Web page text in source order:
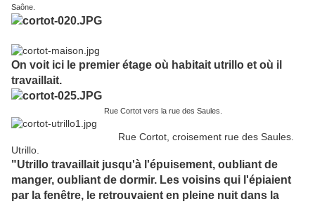
Saône.
On voit ici le premier étage où habitait utrillo et où il
travaillait.
Rue Cortot vers la rue des Saules.
Rue Cortot, croisement rue des Saules.
Utrillo.
"Utrillo travaillait jusqu'à l'épuisement, oubliant de
manger, oubliant de dormir. Les voisins qui l'épiaient
par la fenêtre, le retrouvaient en pleine nuit dans la